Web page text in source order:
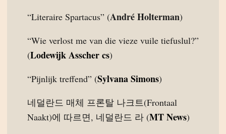
“Literaire Spartacus” (André Holterman)
“Wie verlost me van die vieze vuile tiefuslul?”
(Lodewijk Asscher cs)
“Pijnlijk treffend” (Sylvana Simons)
네덜란드 매체 프론탈 나크트(Frontaal
Naakt)에 따르면, 네덜란드 라 (MT News)